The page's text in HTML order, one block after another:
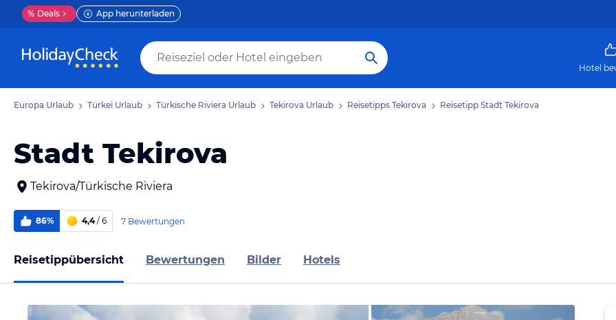
% Deals App herunterladen
Hotel
Europa Urlaub Türkei Urlaub Türkische Riviera Urlaub Tekirova Urlaub Reisetipps Tekirova Reisetipp Stadt Tekirova
Stadt Tekirova
Tekirova/Türkische Riviera
86% 4,4/ 6 7 Bewertungen
Reisetippübersicht Bewertungen Bilder Hotels